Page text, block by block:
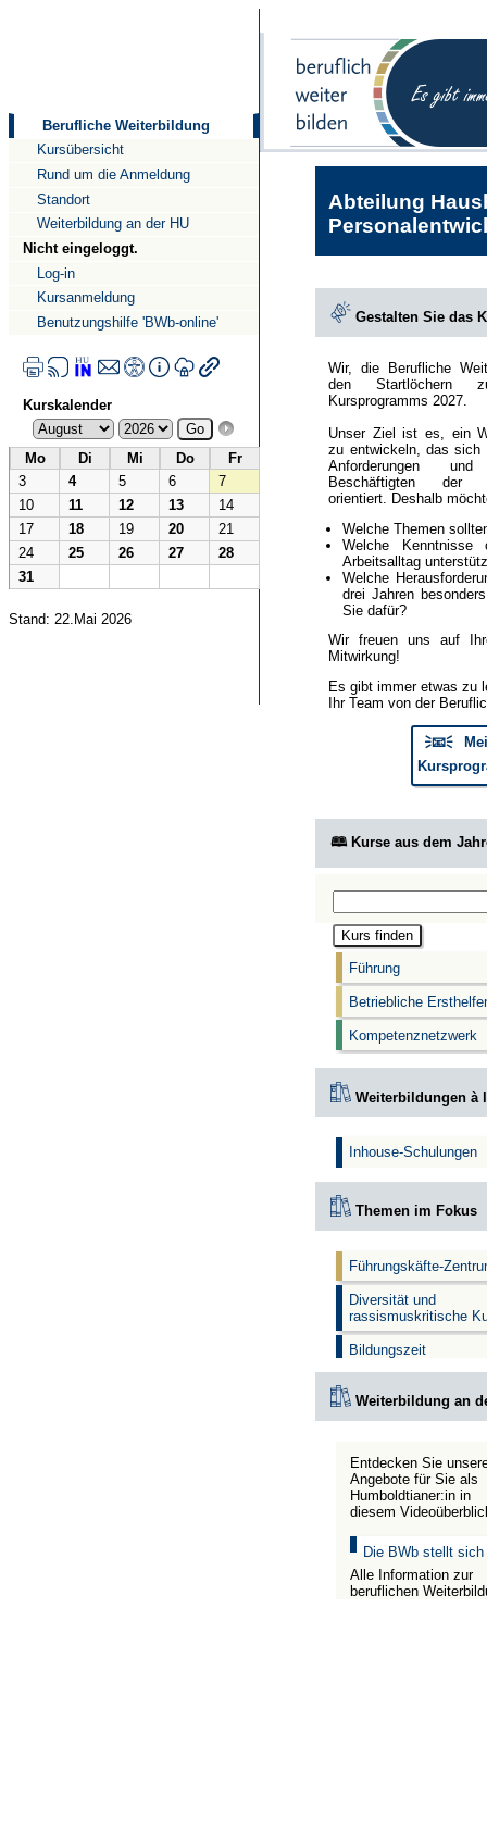
Berufliche Weiterbildung
Kursübersicht
Rund um die Anmeldung
Standort
Weiterbildung an der HU
Nicht eingeloggt.
Log-in
Kursanmeldung
Benutzungshilfe 'BWb-online'
Kurskalender
Mo Di Mi Do
Fr
3
4 5 6
7
10
11 12 13
14
17
18 19 20
21
24
25 26 27
28
31
Stand: 22.Mai 2026
Abteilung
Gestalten Sie das
Wir, die Berufliche
den Startlöchern
Kursprogramms 2027.
Unser Ziel ist es, ein
zu entwickeln, das sich
Anforderungen
Beschäftigten der
orientiert. Deshalb
Welche Themen
Welche
Arbeitsalltag
Welche
drei Jahren
Sie dafür?
Wir freuen uns auf
Mitwirkung!
Es gibt immer etwas zu
Ihr Team von der
🗦📧🗧
🕮 Kurse aus dem
Führung
Betriebliche
Kompetenznetzwerk
Weiterbildungen à
Inhouse-Schulungen
Themen im Fokus
Führungskäfte-
Diversität und
rassismuskritische
Bildungszeit
Weiterbildung an
Entdecken Sie
Angebote für Sie als
Humboldtianer:in in
diesem
Die BWb stellt sich
Alle Information zur
beruflichen